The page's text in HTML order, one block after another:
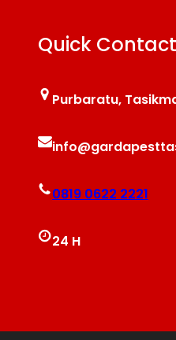
Quick Contact
Purbaratu,
0819 0622 2221
24 H